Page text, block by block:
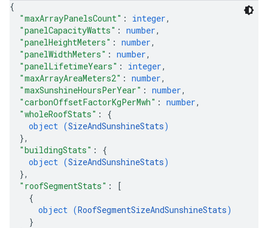
{
"maxArrayPanelsCount" : integer,
"panelCapacityWatts" : number,
"panelHeightMeters" : number,
"panelWidthMeters" : number,
"panelLifetimeYears" : integer,
"maxArrayAreaMeters2" : number,
"maxSunshineHoursPerYear" : number,
"carbonOffsetFactorKgPerMwh" : number,
"wholeRoofStats" : {
object (SizeAndSunshineStats)
},
"buildingStats" : {
object (SizeAndSunshineStats)
},
"roofSegmentStats" :
[
{
object (RoofSegmentSizeAndSunshineStats)
}